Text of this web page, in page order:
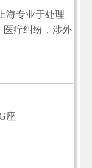
海专业于处理
医疗纠纷，涉外
座